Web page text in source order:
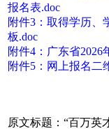
报名表.doc
附件3：取得学历、
板.doc
附件4：广东省
附件5：网上报名二
原文标题：“百万英